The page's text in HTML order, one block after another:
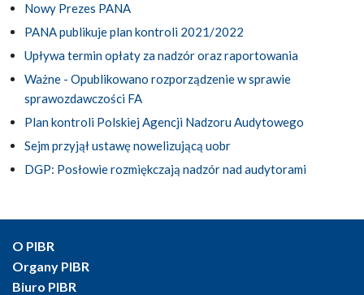
Nowy Prezes PANA
PANA publikuje plan kontroli 2021/2022
Upływa termin opłaty za nadzór oraz raportowania
Ważne - Opublikowano rozporządzenie w sprawie
sprawozdawczości FA
Plan kontroli Polskiej Agencji Nadzoru Audytowego
Sejm przyjął ustawę nowelizującą uobr
DGP: Posłowie rozmiękczają nadzór nad audytorami
O PIBR
Organy PIBR
Biuro PIBR